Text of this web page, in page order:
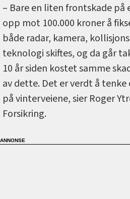
– Bare en liten frontskade på
opp mot 100.000 kroner å
både radar, kamera,
teknologi skiftes, og da går
10 år siden kostet samme
av dette. Det er verdt å
på vinterveiene, sier Roger
Forsikring.